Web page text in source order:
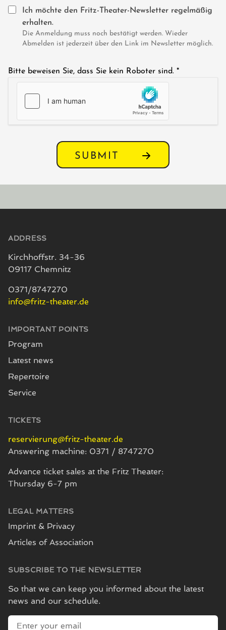
Ich möchte den Fritz-Theater-Newsletter regelmäßig
erhalten.
Die Anmeldung muss noch bestätigt werden. Wieder
Abmelden ist jederzeit über den Link im Newsletter möglich.
Bitte beweisen Sie, dass Sie kein Roboter sind. *
SUBMIT
ADDRESS
Kirchhoffstr. 34-36
09117 Chemnitz
0371/8747270
info@fritz-theater.de
IMPORTANT POINTS
Program
Latest news
Repertoire
Service
TICKETS
reservierung@fritz-theater.de
Answering machine: 0371 / 8747270
Advance ticket sales at the Fritz Theater:
Thursday 6-7 pm
LEGAL MATTERS
Imprint & Privacy
Articles of Association
SUBSCRIBE TO THE NEWSLETTER
So that we can keep you informed about the latest
news and our schedule.
E-mail address